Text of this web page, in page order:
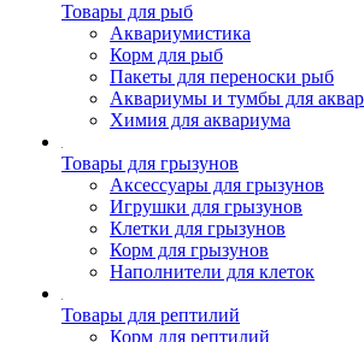
Товары для рыб
Аквариумистика
Корм для рыб
Пакеты для переноски рыб
Аквариумы и тумбы для
Химия для аквариума
Товары для грызунов
Аксессуары для грызунов
Игрушки для грызунов
Клетки для грызунов
Корм для грызунов
Наполнители для клеток
Товары для рептилий
Корм для рептилий